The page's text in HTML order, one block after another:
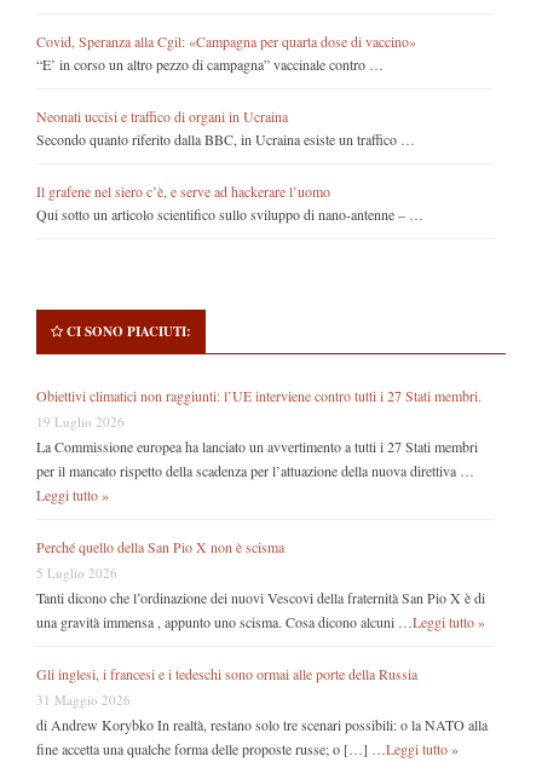
Covid, Speranza alla Cgil: «Campagna per quarta dose di vaccino»
“E’ in corso un altro pezzo di campagna” vaccinale contro …
Neonati uccisi e traffico di organi in Ucraina
Secondo quanto riferito dalla BBC, in Ucraina esiste un traffico …
Il grafene nel siero c’è, e serve ad hackerare l’uomo
Qui sotto un articolo scientifico sullo sviluppo di nano-antenne – …
CI SONO PIACIUTI:
Obiettivi climatici non raggiunti: l’UE interviene contro tutti i 27 Stati membri.
19 Luglio 2026
La Commissione europea ha lanciato un avvertimento a tutti i 27 Stati membri
per il mancato rispetto della scadenza per l’attuazione della nuova direttiva …
Leggi tutto »
Perché quello della San Pio X non è scisma
5 Luglio 2026
Tanti dicono che l’ordinazione dei nuovi Vescovi della fraternità San Pio X è di
una gravità immensa , appunto uno scisma. Cosa dicono alcuni … Leggi tutto »
Gli inglesi, i francesi e i tedeschi sono ormai alle porte della Russia
31 Maggio 2026
di Andrew Korybko In realtà, restano solo tre scenari possibili: o la NATO alla
fine accetta una qualche forma delle proposte russe; o […] … Leggi tutto »